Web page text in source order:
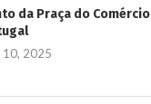
da Praça do Comércio
2025